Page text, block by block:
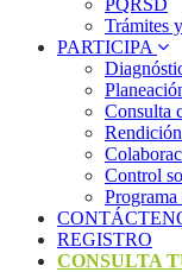
PQRSD
Trámites
PARTICIPA
Consulta
Control
REGISTRO
CONSULTA